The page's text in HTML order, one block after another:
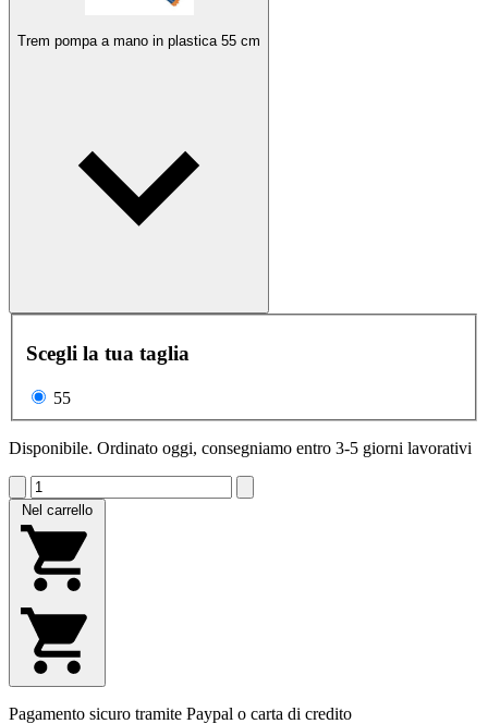
Trem pompa a mano in plastica 55 cm
Scegli la tua taglia
55
Disponibile. Ordinato oggi, consegniamo entro 3-5 giorni lavorativi
Nel carrello
Pagamento sicuro tramite Paypal o carta di credito